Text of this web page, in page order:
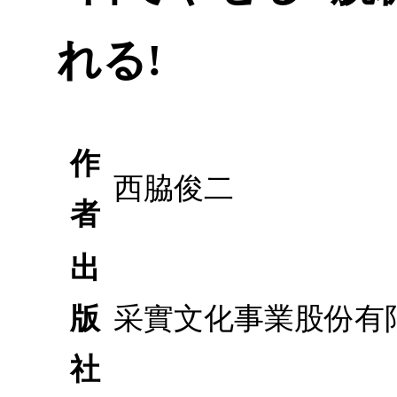
れる!
作
者
西脇俊二
出
版
社
采實文化事業股份有